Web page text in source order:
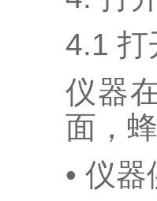
4.1 打
仪器
面，
• 仪